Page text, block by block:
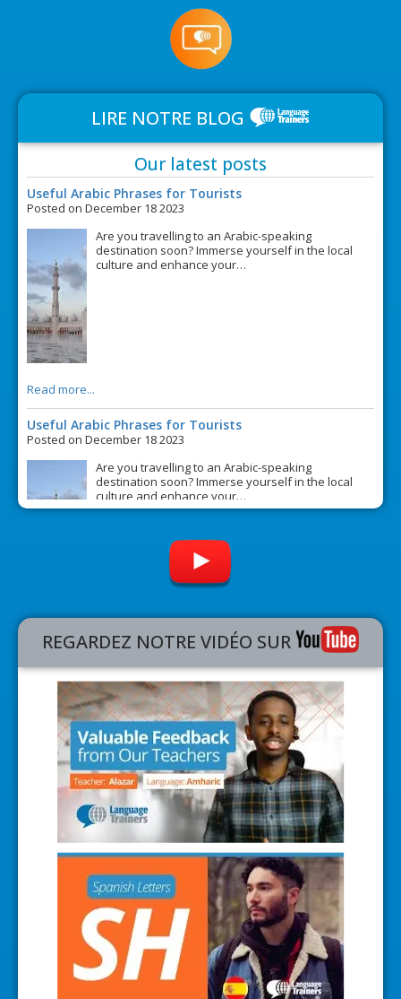
LIRE NOTRE BLOG
Our latest posts
Useful Arabic Phrases for Tourists
Posted on December 18 2023
Are you travelling to an Arabic-speaking
destination soon? Immerse yourself in the local
culture and enhance your…
Read more...
Useful Arabic Phrases for Tourists
Posted on December 18 2023
Are you travelling to an Arabic-speaking
destination soon? Immerse yourself in the local
culture and enhance your…
Read more...
REGARDEZ NOTRE VIDÉO SUR